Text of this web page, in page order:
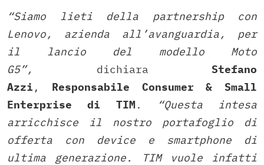
“Siamo lieti della partnership con
Lenovo, azienda all’avanguardia, per
il lancio del modello Moto
G5”, dichiara Stefano
Azzi , Responsabile Consumer & Small
Enterprise di
TIM .
“Questa intesa
arricchisce il nostro portafoglio di
offerta con device e smartphone di
ultima generazione. TIM vuole infatti